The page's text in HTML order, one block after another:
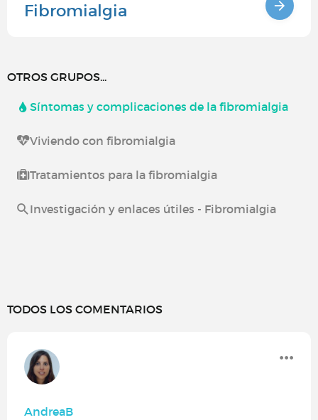
Fibromialgia
OTROS GRUPOS...
Síntomas y complicaciones de la fibromialgia
Viviendo con fibromialgia
Tratamientos para la fibromialgia
Investigación y enlaces útiles - Fibromialgia
TODOS LOS COMENTARIOS
AndreaB